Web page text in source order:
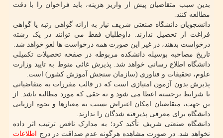
بدین سبب متقاضیان پیش از واریز هزینه، باید فراخوان را با دقت
مطالعه کنند.
دانشجویان دانشگاه صنعتی شریف نیاز به ارائه گواهی رتبه یا گواهی
فراغت از تحصیل ندارند. داوطلبان فقط می توانند در یک رشته
درخواست بدهند، در غیر این صورت همه درخواست ها لغو خواهد شد.
تاریخ مصاحبه بوسیله دانشکده مربوطه در صفحه تحصیلات تکمیلی
دانشگاه اطلاع رسانی خواهد شد. پذیرش غائی منوط به تایید وزارت
علوم، تحقیقات و فناوری (سازمان سنجش آموزش کشور) است.
پذیرش بدون آزمون امتیازی است که در قالب مقررات به متقاضیانی
با شرایط برجسته اعطا می شود و نه حقی که مورد مطالبه باشد. از
ین جهت، متقاضیان امکان اعتراض نسبت به معیارها و نحوه ارزیابی
دانشگاه برای معرفی پذیرفته شدگان را ندارند.
دانشگاه صنعتی شریف تأکید کرد؛ به مدارک ناقص ترتیب اثر داده
نخواهد شد. در صورت مشاهده هرگونه عدم صداقت در درج
اطلاعات